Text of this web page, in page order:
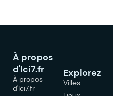
À propos
d'Ici7.fr
À propos
d'Ici7.fr
Explorez
Villes